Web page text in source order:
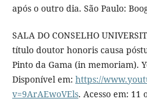
após o outro dia. São Paulo:
SALA DO CONSELHO
título doutor honoris causa
Pinto da Gama (in memoriam).
Disponível em: https://
v=9ArAEwoVEls. Acesso em: 11